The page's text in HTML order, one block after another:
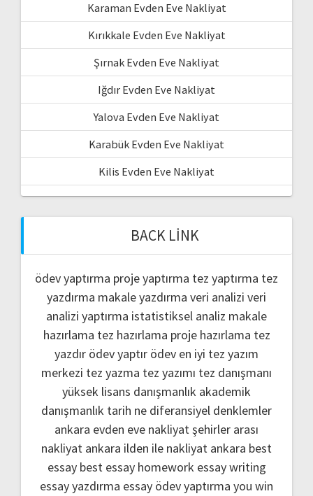
Karaman Evden Eve Nakliyat
Kırıkkale Evden Eve Nakliyat
Şırnak Evden Eve Nakliyat
Iğdır Evden Eve Nakliyat
Yalova Evden Eve Nakliyat
Karabük Evden Eve Nakliyat
Kilis Evden Eve Nakliyat
BACK LINK
ödev yaptırma proje yaptırma tez yaptırma tez
yazdırma makale yazdırma veri analizi veri
analizi yaptırma istatistiksel analiz makale
hazırlama tez hazırlama proje hazırlama tez
yazdır ödev yaptır ödev en iyi tez yazım
merkezi tez yazma tez yazımı tez danışmanı
yüksek lisans danışmanlık akademik
danışmanlık tarih ne diferansiyel denklemler
ankara evden eve nakliyatşehirler arası
nakliyat ankara ilden ile nakliyat ankara best
essay best essay homework essay writing
essay yazdırma essay ödev yaptırma you win